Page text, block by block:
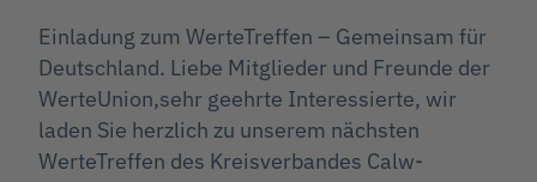
Einladung zum WerteTreffen – Gemeinsam für
Deutschland. Liebe Mitglieder und Freunde der
WerteUnion,sehr geehrte Interessierte, wir
laden Sie herzlich zu unserem nächsten
WerteTreffen des Kreisverbandes Calw-